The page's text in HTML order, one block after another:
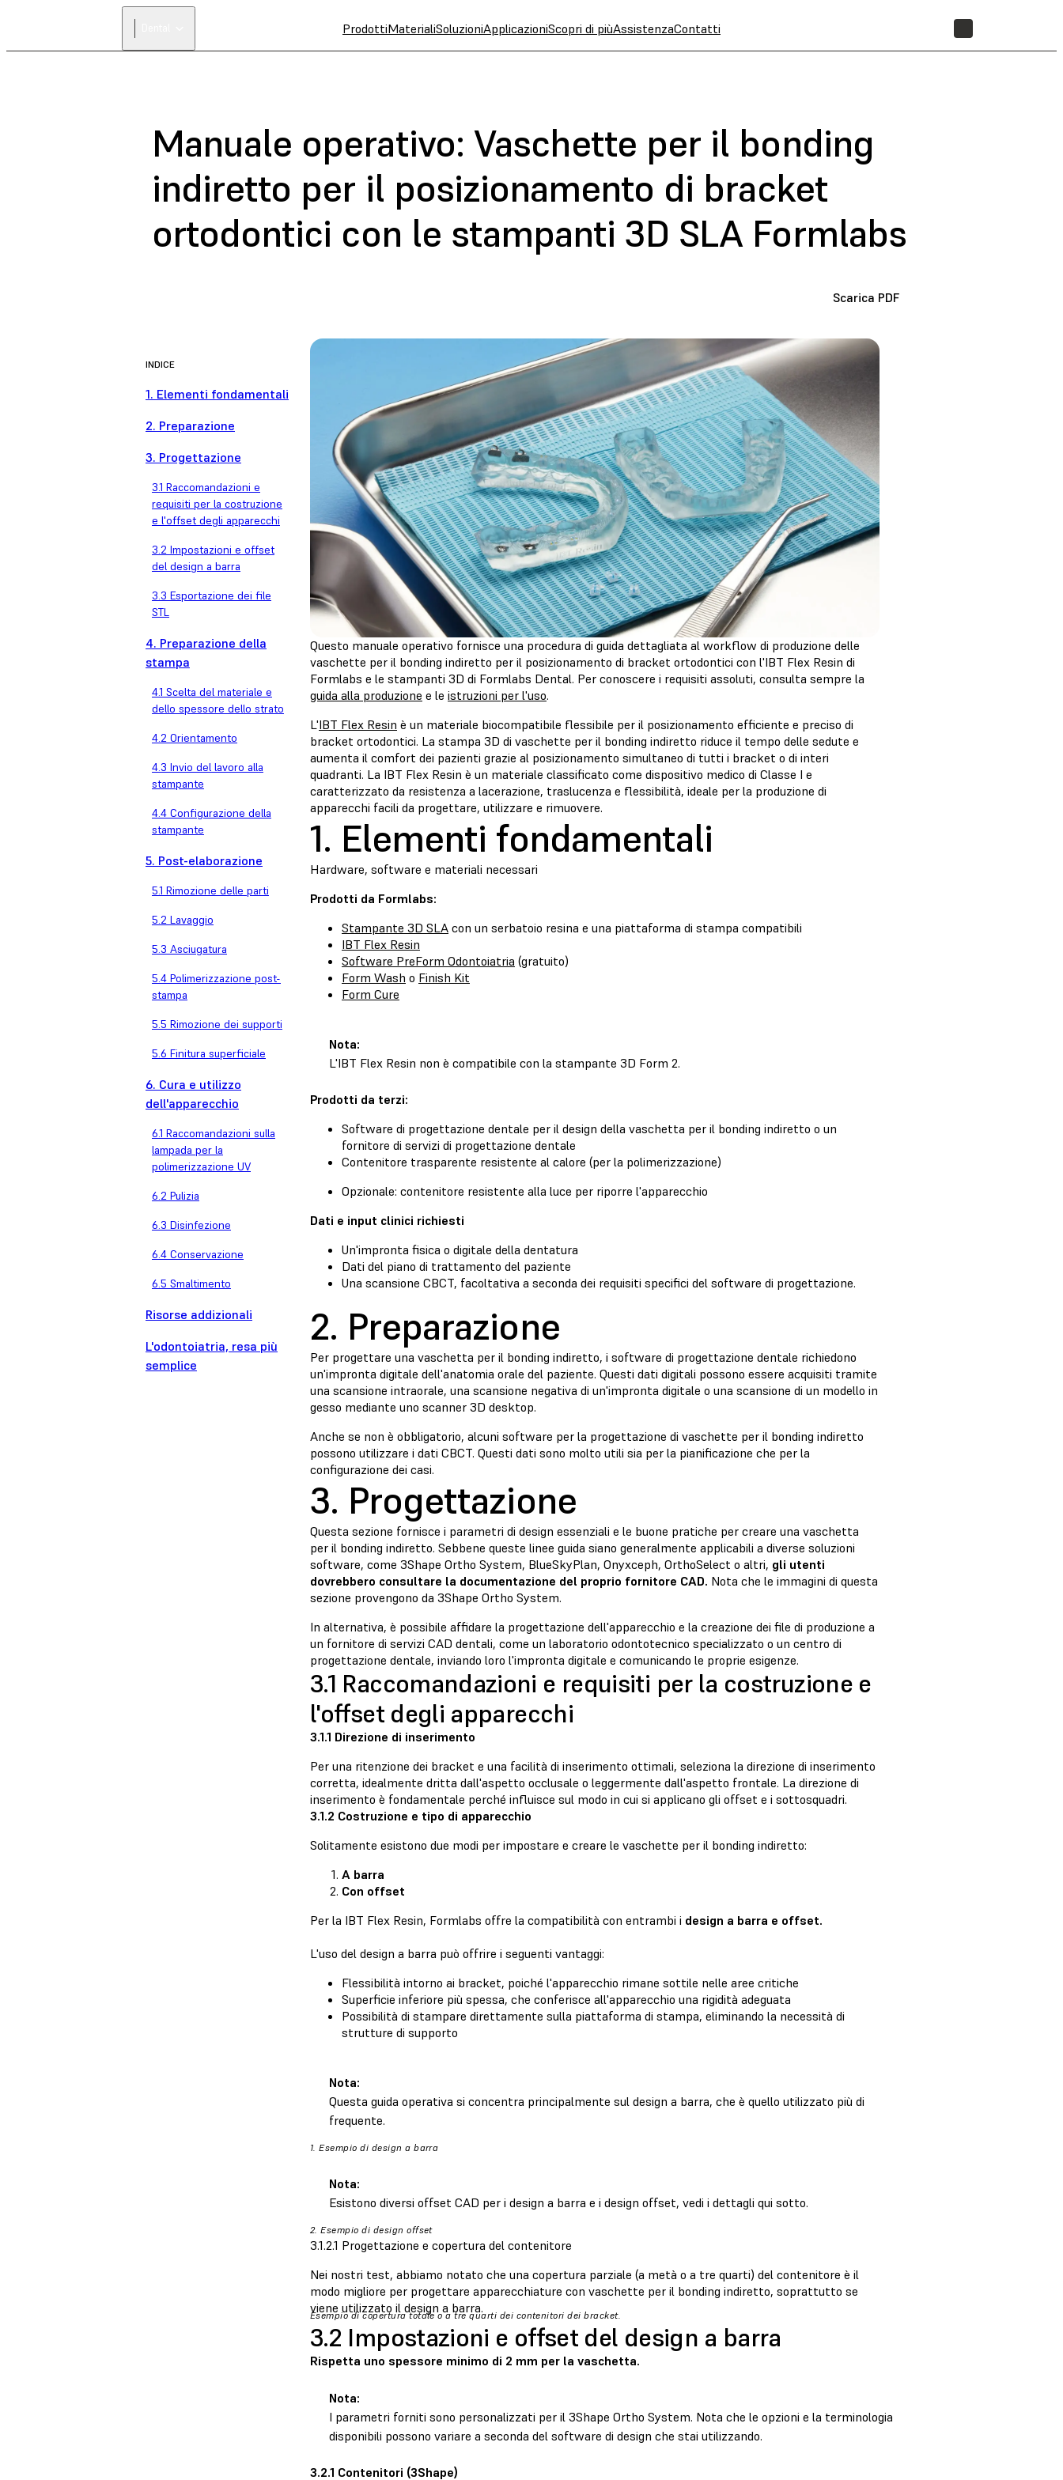
ProdottiMaterialiSoluzioniApplicazioniScopri di piùAssistenzaContatti
Manuale operativo: Vaschette per il bonding
indiretto per il posizionamento di bracket
ortodontici con le stampanti 3D SLA Formlabs
Scarica PDF
INDICE
1. Elementi fondamentali
2. Preparazione
3. Progettazione
3.1 Raccomandazioni e
requisiti per la costruzione
e l'offset degli apparecchi
3.2 Impostazioni e offset
del design a barra
3.3 Esportazione dei file
STL
4. Preparazione della
stampa
4.1 Scelta del materiale e
dello spessore dello strato
4.2 Orientamento
4.3 Invio del lavoro alla
stampante
4.4 Configurazione della
stampante
5. Post-elaborazione
5.1 Rimozione delle parti
5.2 Lavaggio
5.3 Asciugatura
5.4 Polimerizzazione post-
stampa
5.5 Rimozione dei supporti
5.6 Finitura superficiale
6. Cura e utilizzo
dell'apparecchio
6.1 Raccomandazioni sulla
lampada per la
polimerizzazione UV
6.2 Pulizia
6.3 Disinfezione
6.4 Conservazione
6.5 Smaltimento
Risorse addizionali
L'odontoiatria, resa più
semplice
Questo manuale operativo fornisce una procedura di guida dettagliata al workflow di produzione delle
vaschette per il bonding indiretto per il posizionamento di bracket ortodontici con l'IBT Flex Resin di
Formlabs e le stampanti 3D di Formlabs Dental. Per conoscere i requisiti assoluti, consulta sempre la
guida alla produzione e le istruzioni per l'uso.
L'IBT Flex Resin è un materiale biocompatibile flessibile per il posizionamento efficiente e preciso di
bracket ortodontici. La stampa 3D di vaschette per il bonding indiretto riduce il tempo delle sedute e
aumenta il comfort dei pazienti grazie al posizionamento simultaneo di tutti i bracket o di interi
quadranti. La IBT Flex Resin è un materiale classificato come dispositivo medico di Classe I e
caratterizzato da resistenza a lacerazione, traslucenza e flessibilità, ideale per la produzione di
apparecchi facili da progettare, utilizzare e rimuovere.
1. Elementi fondamentali
Hardware, software e materiali necessari
Prodotti da Formlabs:
Stampante 3D SLA con un serbatoio resina e una piattaforma di stampa compatibili
IBT Flex Resin
Software PreForm Odontoiatria (gratuito)
Form Wash o Finish Kit
Form Cure
Nota:
L'IBT Flex Resin non è compatibile con la stampante 3D Form 2.
Prodotti da terzi:
Software di progettazione dentale per il design della vaschetta per il bonding indiretto o un
fornitore di servizi di progettazione dentale
Contenitore trasparente resistente al calore (per la polimerizzazione)
Opzionale: contenitore resistente alla luce per riporre l'apparecchio
Dati e input clinici richiesti
Un'impronta fisica o digitale della dentatura
Dati del piano di trattamento del paziente
Una scansione CBCT, facoltativa a seconda dei requisiti specifici del software di progettazione.
2. Preparazione
Per progettare una vaschetta per il bonding indiretto, i software di progettazione dentale richiedono
un'impronta digitale dell'anatomia orale del paziente. Questi dati digitali possono essere acquisiti tramite
una scansione intraorale, una scansione negativa di un'impronta digitale o una scansione di un modello in
gesso mediante uno scanner 3D desktop.
Anche se non è obbligatorio, alcuni software per la progettazione di vaschette per il bonding indiretto
possono utilizzare i dati CBCT. Questi dati sono molto utili sia per la pianificazione che per la
configurazione dei casi.
3. Progettazione
Questa sezione fornisce i parametri di design essenziali e le buone pratiche per creare una vaschetta
per il bonding indiretto. Sebbene queste linee guida siano generalmente applicabili a diverse soluzioni
software, come 3Shape Ortho System, BlueSkyPlan, Onyxceph, OrthoSelect o altri, gli utenti
dovrebbero consultare la documentazione del proprio fornitore CAD. Nota che le immagini di questa
sezione provengono da 3Shape Ortho System.
In alternativa, è possibile affidare la progettazione dell'apparecchio e la creazione dei file di produzione a
un fornitore di servizi CAD dentali, come un laboratorio odontotecnico specializzato o un centro di
progettazione dentale, inviando loro l'impronta digitale e comunicando le proprie esigenze.
3.1 Raccomandazioni e requisiti per la costruzione e
l'offset degli apparecchi
3.1.1 Direzione di inserimento
Per una ritenzione dei bracket e una facilità di inserimento ottimali, seleziona la direzione di inserimento
corretta, idealmente dritta dall'aspetto occlusale o leggermente dall'aspetto frontale. La direzione di
inserimento è fondamentale perché influisce sul modo in cui si applicano gli offset e i sottosquadri.
3.1.2 Costruzione e tipo di apparecchio
Solitamente esistono due modi per impostare e creare le vaschette per il bonding indiretto:
A barra
Con offset
Per la IBT Flex Resin, Formlabs offre la compatibilità con entrambi i design a barra e offset.
L'uso del design a barra può offrire i seguenti vantaggi:
Flessibilità intorno ai bracket, poiché l'apparecchio rimane sottile nelle aree critiche
Superficie inferiore più spessa, che conferisce all'apparecchio una rigidità adeguata
Possibilità di stampare direttamente sulla piattaforma di stampa, eliminando la necessità di
strutture di supporto
Nota:
Questa guida operativa si concentra principalmente sul design a barra, che è quello utilizzato più di
frequente.
1. Esempio di design a barra
Nota:
Esistono diversi offset CAD per i design a barra e i design offset, vedi i dettagli qui sotto.
2. Esempio di design offset
3.1.2.1 Progettazione e copertura del contenitore
Nei nostri test, abbiamo notato che una copertura parziale (a metà o a tre quarti) del contenitore è il
modo migliore per progettare apparecchiature con vaschette per il bonding indiretto, soprattutto se
viene utilizzato il design a barra.
Esempio di copertura totale o a tre quarti dei contenitori dei bracket.
3.2 Impostazioni e offset del design a barra
Rispetta uno spessore minimo di 2 mm per la vaschetta.
Nota:
I parametri forniti sono personalizzati per il 3Shape Ortho System. Nota che le opzioni e la terminologia
disponibili possono variare a seconda del software di design che stai utilizzando.
3.2.1 Contenitori (3Shape)